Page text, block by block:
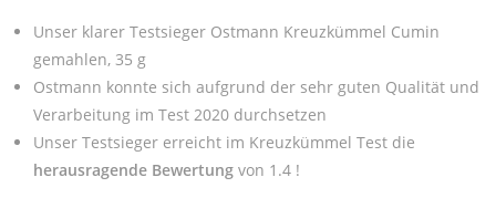
Unser klarer Testsieger Ostmann Kreuzkümmel Cumin
gemahlen, 35 g
Ostmann konnte sich aufgrund der sehr guten Qualität und
Verarbeitung im Test 2020 durchsetzen
Unser Testsieger erreicht im Kreuzkümmel Test die
herausragende Bewertung von 1.4 !